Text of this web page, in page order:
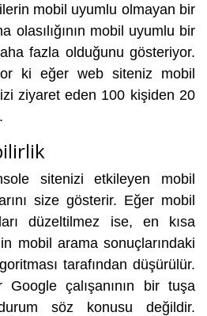
mobil uyumlu olmayan bir
olasılığının mobil uyumlu bir
fazla olduğunu gösteriyor.
ki eğer web siteniz mobil
ziyaret eden 100 kişiden 20
sitenizi etkileyen mobil
size gösterir. Eğer mobil
düzeltilmez ise, en kısa
mobil arama sonuçlarındaki
tarafından düşürülür.
çalışanının bir tuşa
söz konusu değildir.